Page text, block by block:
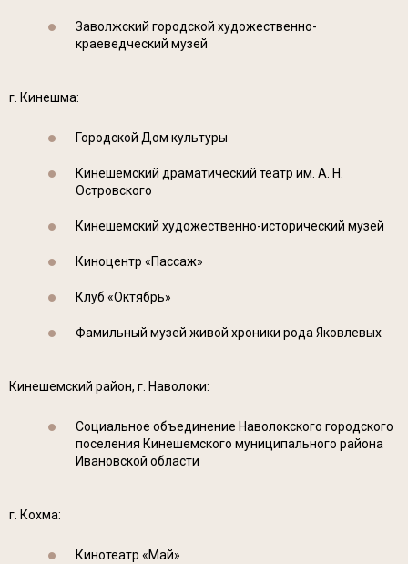
Заволжский городской художественно-
краеведческий музей
г. Кинешма:
Городской Дом культуры
Кинешемский драматический театр им. А. Н.
Островского
Кинешемский художественно-исторический музей
Киноцентр «Пассаж»
Клуб «Октябрь»
Фамильный музей живой хроники рода Яковлевых
Кинешемский район, г. Наволоки:
Социальное объединение Наволокского городского
поселения Кинешемского муниципального района
Ивановской области
г. Кохма:
Кинотеатр «Май»